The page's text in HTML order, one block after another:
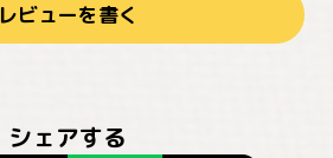
レビューを書く
シェアする